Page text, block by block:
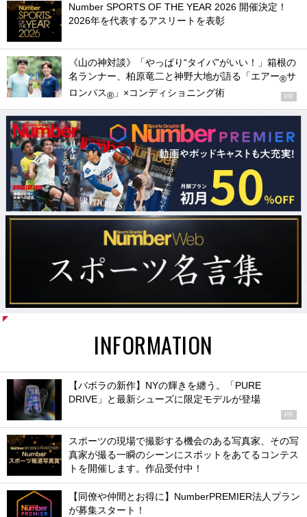
Number SPORTS OF THE YEAR 2026 開催決定！
2026年を代表するアスリートを表彰
《山の神対談》「やっぱり“タイパ”がいい！」箱根の
名ランナー、柏原竜二と神野大地が語る「エアー®サ
ロンパス® 」×コンディショニング術 PR
INFORMATION
【バボラの新作】NYの輝きを纏う。「PURE
DRIVE」と最新シューズに限定モデルが登場
PR
スポーツの現場で撮影する機会のある写真家、その写
真家が撮る一瞬のシーンにスポットをあてるコンテス
トを開催します。作品受付中！
【同僚や仲間とお得に】NumberPREMIER法人プラン
が募集スタート！